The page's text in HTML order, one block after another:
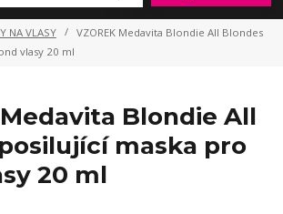
NA VLASY
VZOREK Medavita Blondie All Blondes
vlasy 20 ml
Medavita Blondie All
maska pro
20 ml